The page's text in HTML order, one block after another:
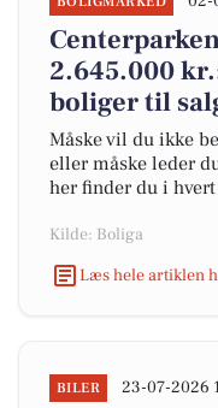
2.645.000
boliger til
Måske vil du ikke
eller måske leder
her finder du i
Kilde: Boliga
Læs hele artiklen
BILER 23-07-2026